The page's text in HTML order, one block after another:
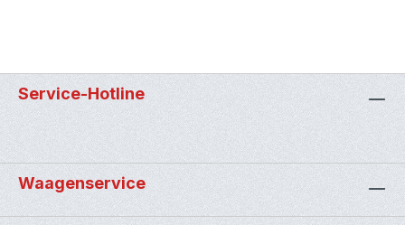
Service-Hotline
Waagenservice